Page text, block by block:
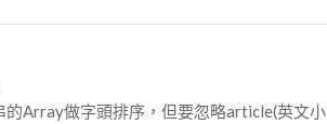
Array做字頭排序，但要忽略article(英文小